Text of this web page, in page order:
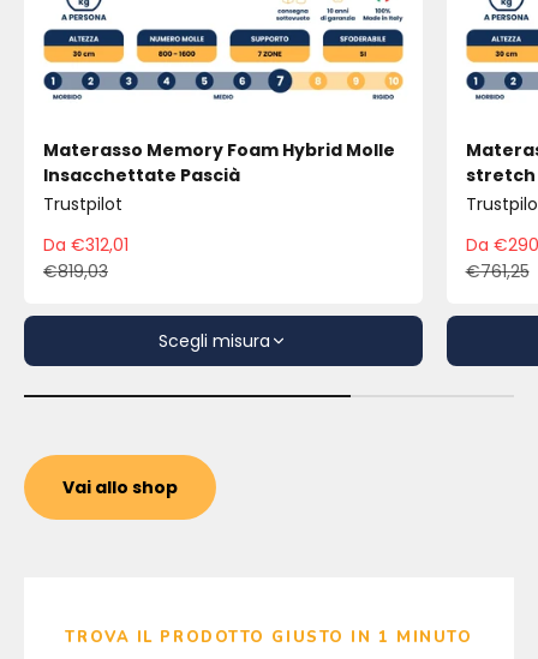
Materasso Memory Foam Hybrid Molle
Insacchettate Pascià
Trustpilot
Prezzo scontato
Da €312,01
Prezzo
€819,03
Scegli misura
stretch
Da
€761,25
Vai allo shop
TROVA IL PRODOTTO GIUSTO IN 1 MINUTO